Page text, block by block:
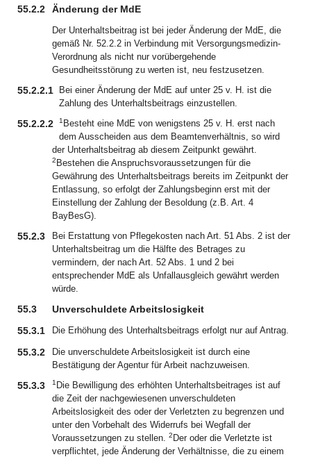
55.2.2 Änderung der MdE
Der Unterhaltsbeitrag ist bei jeder Änderung der MdE, die
gemäß Nr. 52.2.2 in Verbindung mit Versorgungsmedizin-
Verordnung als nicht nur vorübergehende
Gesundheitsstörung zu werten ist, neu festzusetzen.
55.2.2.1
Bei einer Änderung der MdE auf unter 25 v. H. ist die
Zahlung des Unterhaltsbeitrags einzustellen.
55.2.2.2 1 Besteht eine MdE von wenigstens 25 v. H. erst nach
dem Ausscheiden aus dem Beamtenverhältnis, so wird
der Unterhaltsbeitrag ab diesem Zeitpunkt gewährt.
2 Bestehen die Anspruchsvoraussetzungen für die
Gewährung des Unterhaltsbeitrags bereits im Zeitpunkt der
Entlassung, so erfolgt der Zahlungsbeginn erst mit der
Einstellung der Zahlung der Besoldung (z.B. Art. 4
BayBesG).
55.2.3
Bei Erstattung von Pflegekosten nach Art. 51 Abs. 2 ist der
Unterhaltsbeitrag um die Hälfte des Betrages zu
vermindern, der nach Art. 52 Abs. 1 und 2 bei
entsprechender MdE als Unfallausgleich gewährt werden
würde.
55.3
Unverschuldete Arbeitslosigkeit
55.3.1
Die Erhöhung des Unterhaltsbeitrags erfolgt nur auf Antrag.
55.3.2
Die unverschuldete Arbeitslosigkeit ist durch eine
Bestätigung der Agentur für Arbeit nachzuweisen.
55.3.3 1 Die Bewilligung des erhöhten Unterhaltsbeitrages ist auf
die Zeit der nachgewiesenen unverschuldeten
Arbeitslosigkeit des oder der Verletzten zu begrenzen und
unter den Vorbehalt des Widerrufs bei Wegfall der
Voraussetzungen zu stellen. 2 Der oder die Verletzte ist
verpflichtet, jede Änderung der Verhältnisse, die zu einem